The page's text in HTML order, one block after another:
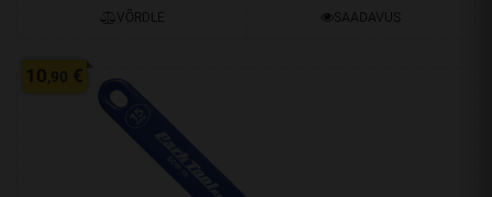
VÕRDLE SAADAVUS
10,90 €